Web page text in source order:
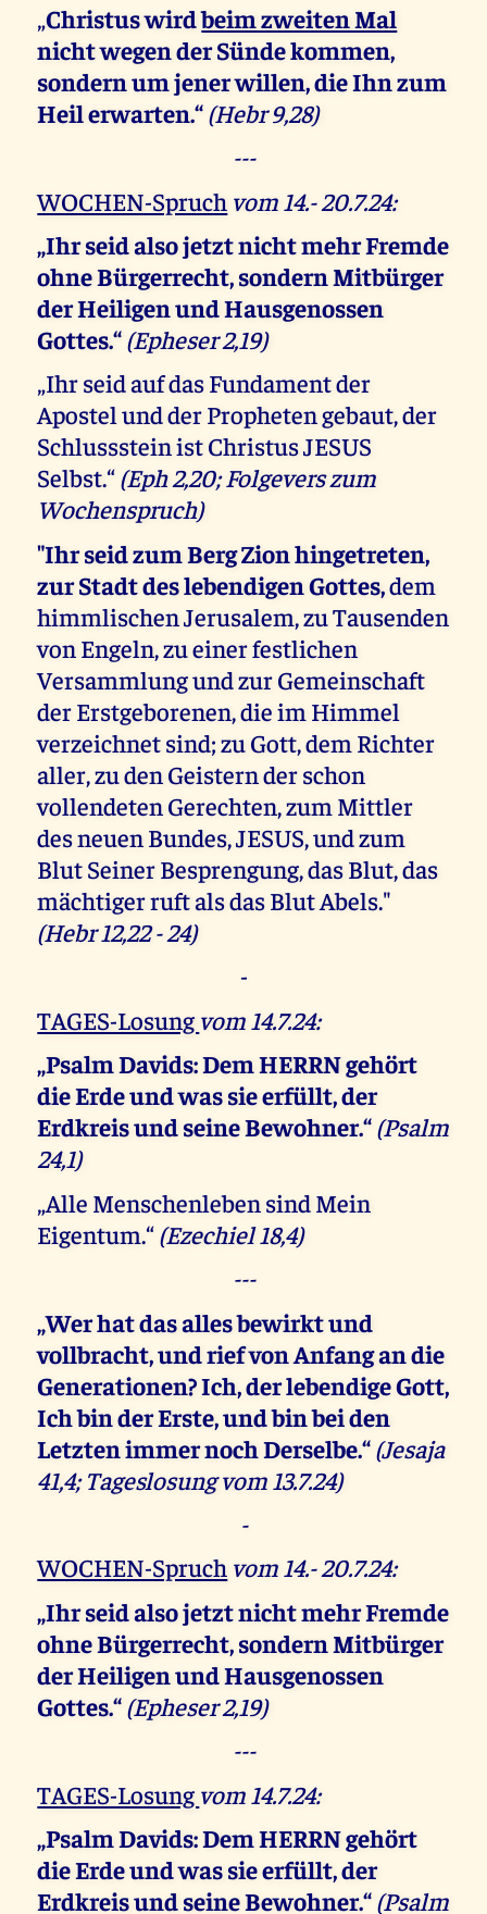
„Christus wirdbeim zweiten Mal
nicht wegen der Sünde kommen,
sondern um jener willen, die Ihn zum
Heil erwarten.“(Hebr 9,28)
---
WOCHEN-Spruch vom 14.- 20.7.24:
„Ihr seid also jetzt nicht mehr Fremde
ohne Bürgerrecht, sondern Mitbürger
der Heiligen und Hausgenossen
Gottes.“(Epheser 2,19)
„Ihr seid auf das Fundament der
Apostel und der Propheten gebaut, der
Schlussstein ist Christus JESUS
Selbst.“(Eph 2,20; Folgevers zum
Wochenspruch)
"Ihr seid zum Berg Zion hingetreten,
zur Stadt des lebendigen Gottes,dem
himmlischen Jerusalem, zu Tausenden
von Engeln, zu einer festlichen
Versammlung und zur Gemeinschaft
der Erstgeborenen, die im Himmel
verzeichnet sind; zu Gott, dem Richter
aller, zu den Geistern der schon
vollendeten Gerechten, zum Mittler
des neuen Bundes, JESUS, und zum
Blut Seiner Besprengung, das Blut, das
mächtiger ruft als das Blut Abels."
(Hebr 12,22 - 24)
-
TAGES-Losung vom 14.7.24:
„Psalm Davids: Dem HERRN gehört
die Erde und was sie erfüllt,der
Erdkreis und seine Bewohner.“(Psalm
24,1)
„Alle Menschenleben sind Mein
Eigentum.“(Ezechiel 18,4)
---
„Wer hat das alles bewirkt und
vollbracht, und rief von Anfang an die
Generationen? Ich, der lebendige Gott,
Ich bin der Erste, und bin bei den
Letzten immer noch Derselbe.“(Jesaja
41,4; Tageslosung vom 13.7.24)
-
WOCHEN-Spruch vom 14.- 20.7.24:
„Ihr seid also jetzt nicht mehr Fremde
ohne Bürgerrecht, sondern Mitbürger
der Heiligen und Hausgenossen
Gottes.“(Epheser 2,19)
---
TAGES-Losung vom 14.7.24:
„Psalm Davids: Dem HERRN gehört
die Erde und was sie erfüllt,der
Erdkreis und seine Bewohner.“(Psalm